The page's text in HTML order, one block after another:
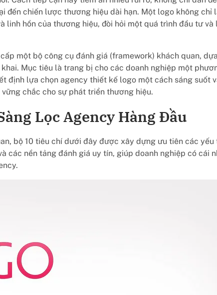
đến chiến lược thương hiệu dài hạn. Một logo không chỉ
linh hồn của thương hiệu, đòi hỏi một quá trình đầu tư và
một bộ công cụ đánh giá (framework) khách quan,
Mục tiêu là trang bị cho các doanh nghiệp một
định lựa chọn agency thiết kế logo một cách sáng suốt
chắc cho sự phát triển thương hiệu.
Lọc Agency Hàng Đầu
bộ 10 tiêu chí dưới đây được xây dựng ưu tiên các yếu
các nền tảng đánh giá uy tín, giúp doanh nghiệp có cái